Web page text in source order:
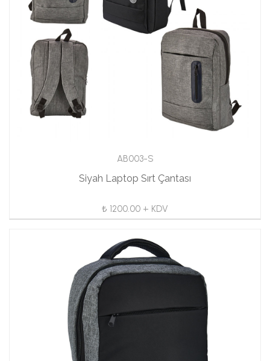
AB003-S
Siyah Laptop Sırt Çantası
₺ 1200.00 + KDV